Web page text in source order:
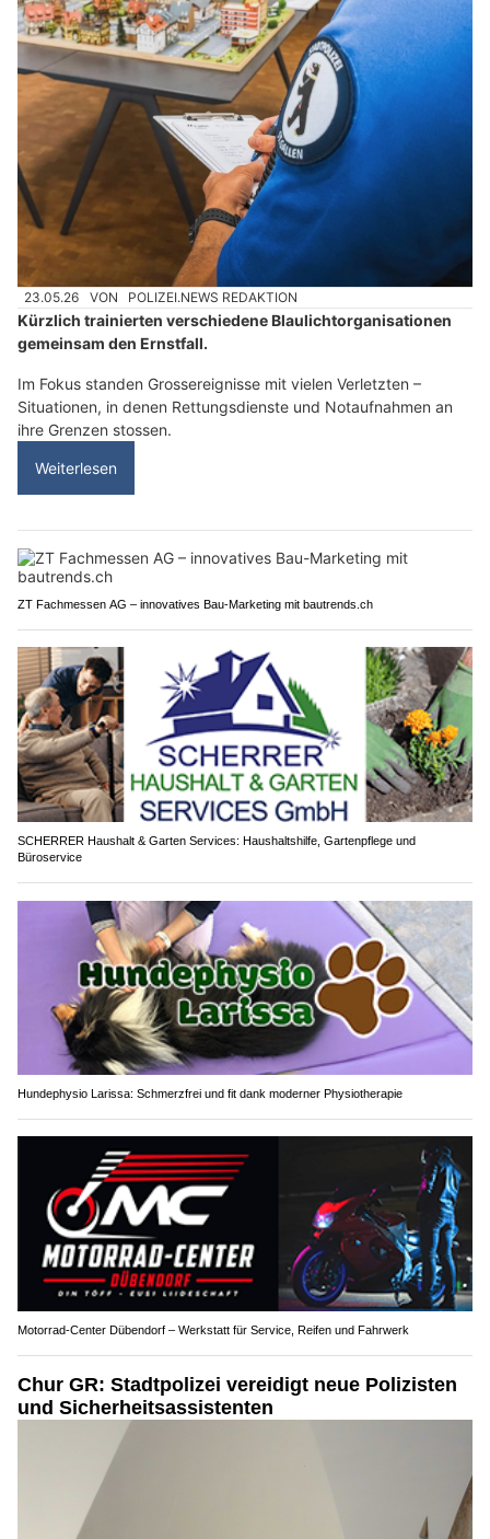
23.05.26 VON POLIZEI.NEWS REDAKTION
Kürzlich trainierten verschiedene Blaulichtorganisationen
gemeinsam den Ernstfall.
Im Fokus standen Grossereignisse mit vielen Verletzten –
Situationen, in denen Rettungsdienste und Notaufnahmen an
ihre Grenzen stossen.
Weiterlesen
ZT Fachmessen AG – innovatives Bau-Marketing mit bautrends.ch
SCHERRER Haushalt & Garten Services: Haushaltshilfe, Gartenpflege und
Büroservice
Hundephysio Larissa: Schmerzfrei und fit dank moderner Physiotherapie
Motorrad-Center Dübendorf – Werkstatt für Service, Reifen und Fahrwerk
Chur GR: Stadtpolizei vereidigt neue Polizisten
und Sicherheitsassistenten